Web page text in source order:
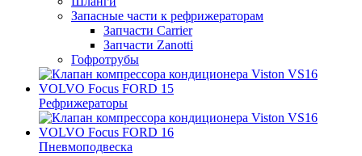
Запасные части к рефрижераторам
Запчасти Carrier
Запчасти Zanotti
Гофротрубы
Рефрижераторы
Пневмоподвеска